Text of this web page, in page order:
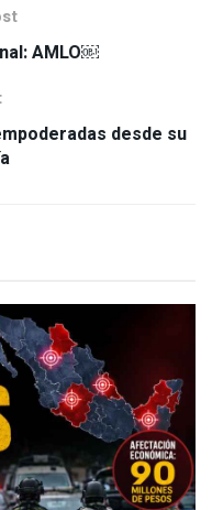
AMLO￼
desde su